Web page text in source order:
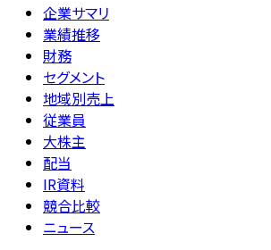
企業サマリ
業績推移
財務
セグメント
地域別売上
従業員
大株主
配当
IR資料
競合比較
ニュース